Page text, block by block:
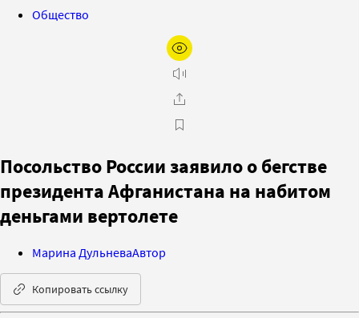
Общество
Посольство России заявило о бегстве
президента Афганистана на набитом
деньгами вертолете
Марина ДульневаАвтор
Копировать ссылку